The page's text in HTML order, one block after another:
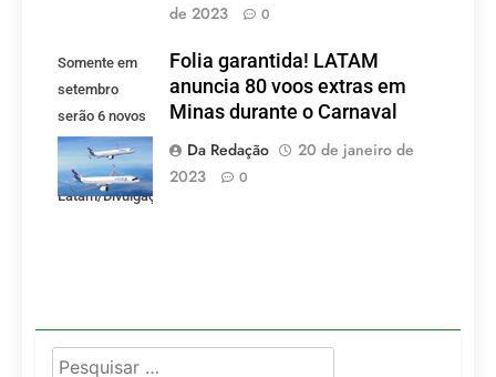
de 2023
0
Somente em
setembro
serão 6 novos
voos criados
pela LATAM.
Latam/Divulgação)
Folia garantida! LATAM
anuncia 80 voos extras em
Minas durante o Carnaval
Da Redação
20 de janeiro de
2023
0
Pesquisar